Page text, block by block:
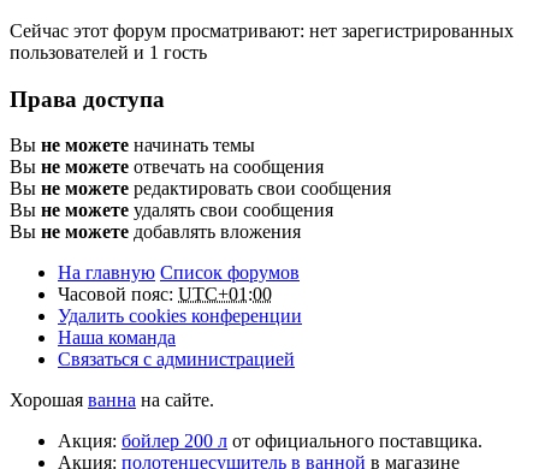
Сейчас этот форум просматривают: нет зарегистрированных
пользователей и 1 гость
Права доступа
Вы не можете начинать темы
Вы не можете отвечать на сообщения
Вы не можете редактировать свои сообщения
Вы не можете удалять свои сообщения
Вы не можете добавлять вложения
На главную Список форумов
Часовой пояс: UTC+01:00
Удалить cookies конференции
Наша команда
Связаться с администрацией
Хорошая ванна на сайте.
Акция: бойлер 200 л от официального поставщика.
Акция: полотенцесушитель в ванной в магазине